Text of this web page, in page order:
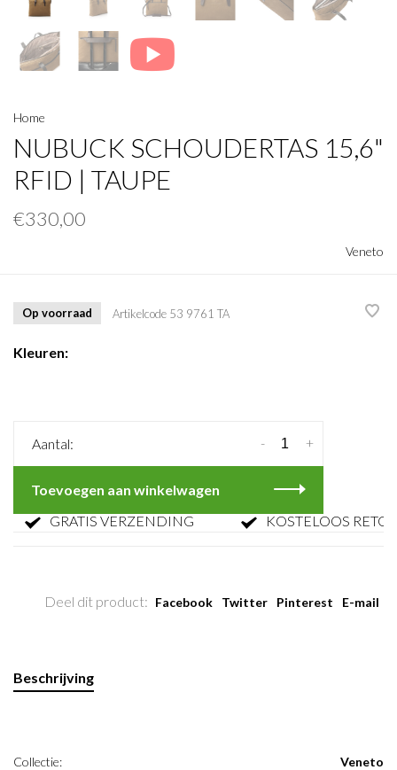
Home
NUBUCK SCHOUDERTAS 15,6"
RFID | TAUPE
€330,00
Veneto
Op voorraad Artikelcode 53 9761 TA
Kleuren:
Aantal: +
-
Toevoegen aan winkelwagen
GRATIS VERZENDING
KOSTELOOS
Deel dit product: Facebook Twitter Pinterest E-mail
Beschrijving
Collectie: Veneto